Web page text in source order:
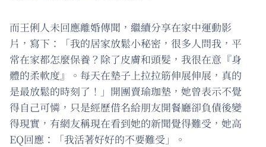
而王俐人未回應離婚傳聞，繼續分享在家中運動影
片，寫下：「我的居家放鬆小秘密，很多人問我，平
常在家都怎麼保養？除了皮膚和頭髮，我很在意『身
體的柔軟度』。每天在墊子上拉拉筋伸展伸展，真的
是最放鬆的時刻了！」開團賣瑜珈墊，她曾表示不覺
得自己可憐，只是經歷借名給朋友開餐廳卻負債後變
得現實，有網友稱現在看到她的新聞覺得難受，她高
EQ回應：「我活著好好的不要難受」。